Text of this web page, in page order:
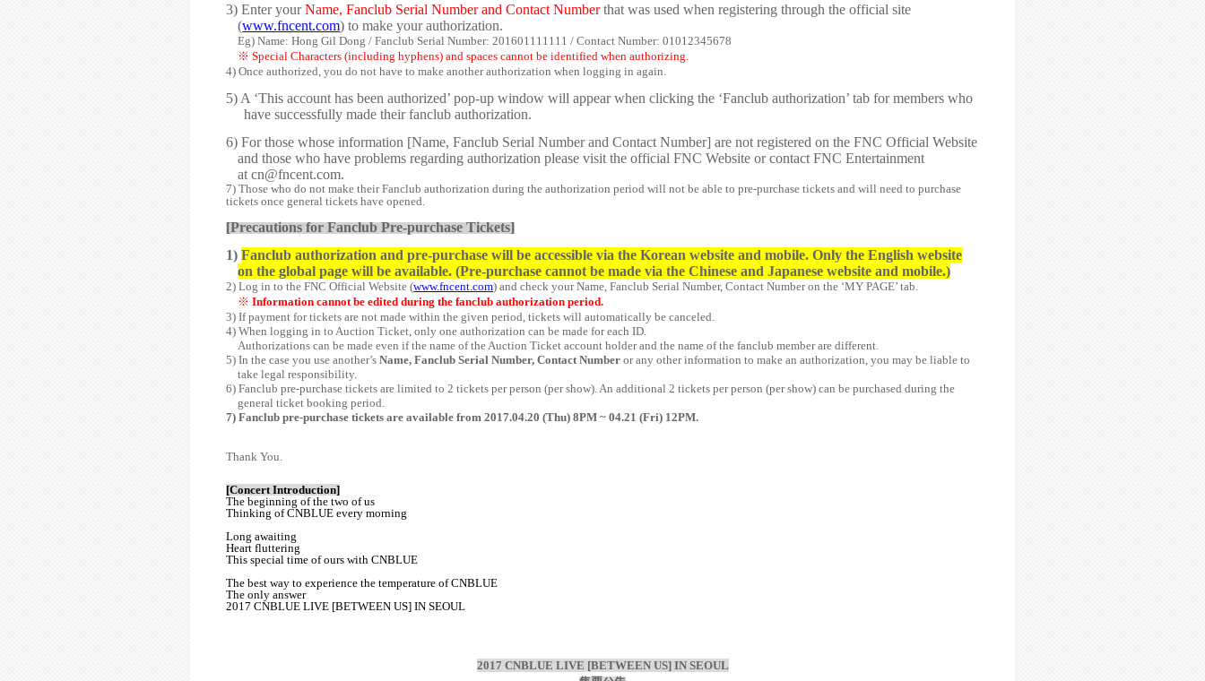
3) Enter yourName, Fanclub Serial Number and Contact Numberthat was used when registering through the official site
(www.fncent.com) to make your authorization.
Eg) Name: Hong Gil Dong / Fanclub Serial Number: 201601111111 / Contact Number: 01012345678
※Special Characters (including hyphens) and spaces cannot be identified when authorizing.
4) Once authorized, you do not have to make another authorization when logging in again.
5) A ‘This account has been authorized’ pop-up window will appear when clicking the ‘Fanclub authorization’ tab for members who
have successfully made their fanclub authorization.
6) For those whose information [Name, Fanclub Serial Number and Contact Number] are not registered on the FNC Official Website
and those who have problems regarding authorization please visit the official FNC Website or contact FNC Entertainment
atcn@fncent.com.
7) Those who do not make their Fanclub authorization during the authorization period will not be able to pre-purchase tickets and will need to purchase
tickets once general tickets have opened.
[Precautions for Fanclub Pre-purchase Tickets]
1) Fanclub authorization and pre-purchase will be accessible via the Korean website and mobile. Only the English website
on the global page will be available. (Pre-purchase cannot be made via the Chinese and Japanese website and mobile.)
2) Log in to the FNC Official Website (www.fncent.com) and check your Name, Fanclub Serial Number, Contact Number on the ‘MY PAGE’ tab.
※Information cannot be edited during the fanclub authorization period.
3) If payment for tickets are not made within the given period, tickets will automatically be canceled.
4) When logging in to Auction Ticket, only one authorization can be made for each ID.
Authorizations can be made even if the name of the Auction Ticket account holder and the name of the fanclub member are different.
5) In the case you use another’s Name, Fanclub Serial Number, Contact Number or any other information to make an authorization, you may be liable to
take legal responsibility.
6) Fanclub pre-purchase tickets are limited to 2 tickets per person (per show). An additional 2 tickets per person (per show) can be purchased during the
general ticket booking period.
7) Fanclub pre-purchase tickets are available from 2017.04.20 (Thu) 8PM ~ 04.21 (Fri) 12PM.
Thank You.
[Concert Introduction]
The beginning of the two of us
Thinking of CNBLUE every morning
Long awaiting
Heart fluttering
This special time of ours with CNBLUE
The best way to experience the temperature of CNBLUE
The only answer
2017 CNBLUE LIVE [BETWEEN US] IN SEOUL
2017 CNBLUE LIVE [BETWEEN US] IN SEOUL